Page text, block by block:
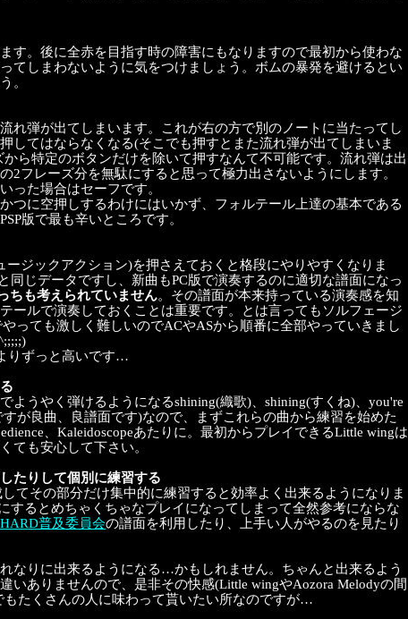
す。後に全赤を目指す時の障害にもなりますので最初から使わな
てしまわないように気をつけましょう。ボムの暴発を避けるとい
。
れ弾が出てしまいます。これが右の方で別のノートに当たってし
してはならなくなる(そこでも押すとまた流れ弾が出てしまいま
ら特定のボタンだけを除いて押すなんて不可能です。流れ弾は出
2フレーズ分を無駄にすると思って極力出さないようにします。
った場合はセーフです。
つに空押しするわけにはいかず、フォルテール上達の基本である
版で最も辛いところです。
ジックアクション)を押さえておくと格段にやりやすくなりま
同じデータですし、新曲もPC版で演奏するのに適切な譜面になっ
ちも考えられていません。その譜面が本来持っている演奏感を知
ールで演奏しておくことは重要です。とは言ってもソルフェージ
っても激しく難しいのでACやASから順番に全部やっていきまし
りずっと高いです…
ようやく弾けるようになるshining(織歌)、shining(すくね)、you're
が良曲、良譜面です)なので、まずこれらの曲から練習を始めた
、Kaleidoscopeあたりに。最初からプレイできるLittle wingは
ても安心して下さい。
たりして個別に練習する
てその部分だけ集中的に練習すると効率よく出来るようになりま
するとめちゃくちゃなプレイになってしまって全然参考にならな
普及委員会の譜面を利用したり、上手い人がやるのを見たり
なりに出来るようになる…かもしれません。ちゃんと出来るよう
いありませんので、是非その快感(Little wingやAozora Melodyの間
たくさんの人に味わって貰いたい所なのですが…